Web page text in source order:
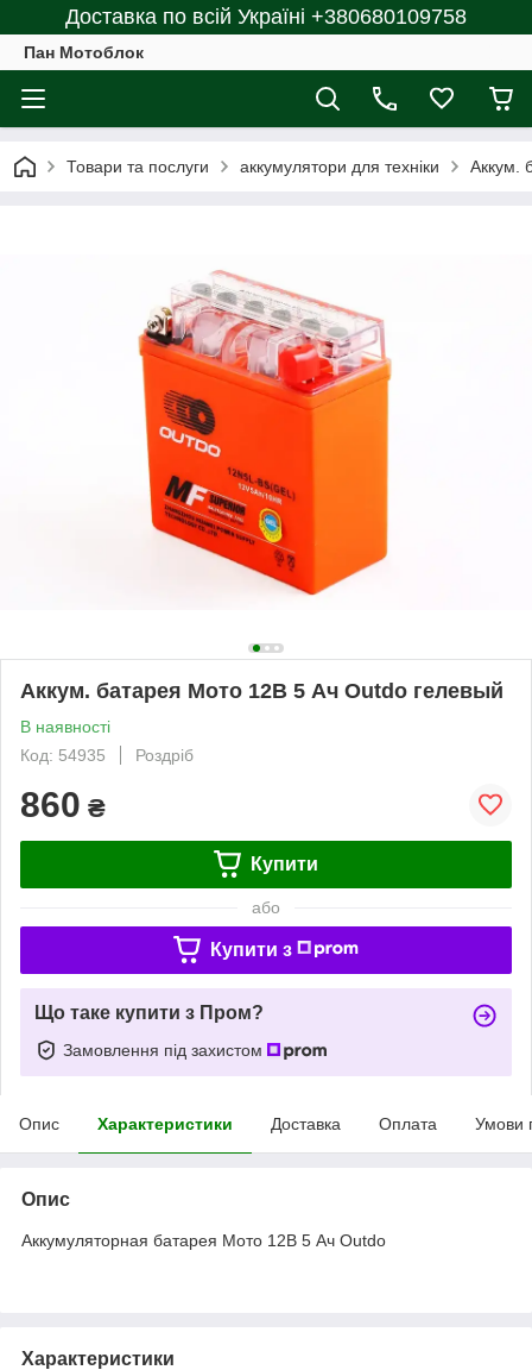
Доставка по всій Україні +380680109758
Пан Мотоблок
Товари та послуги аккумулятори для техніки Аккум.
Аккум. батарея Мото 12В 5 Ач Outdo гелевый
В наявності
Код: 54935
Роздріб
860 ₴
Купити
або
Купити з
Що таке купити з Пром?
Замовлення під захистом
Опис Характеристики Доставка Оплата Умови
Опис
Аккумуляторная батарея Мото 12В 5 Ач Outdo
Характеристики